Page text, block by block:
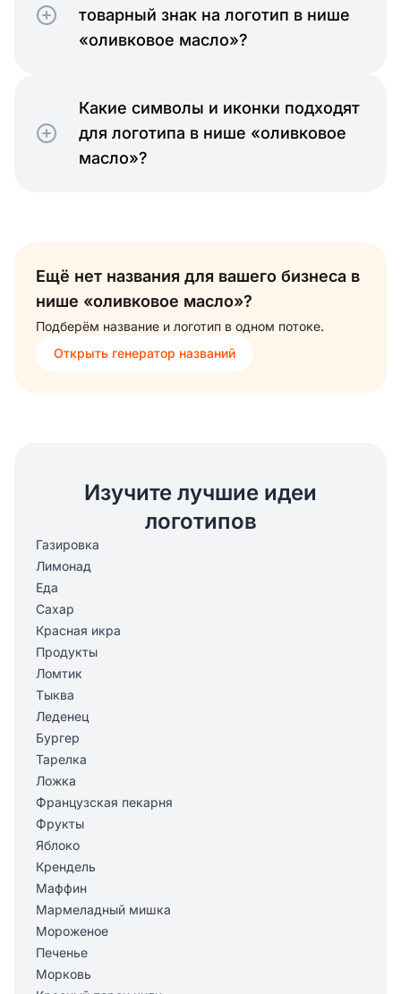
товарный знак на логотип в нише
«оливковое масло»?
Какие символы и иконки подходят
для логотипа в нише «оливковое
масло»?
Ещё нет названия для вашего бизнеса в
нише «оливковое масло»?
Подберём название и логотип в одном потоке.
Открыть генератор названий
Изучите лучшие идеи
логотипов
Газировка
Лимонад
Еда
Сахар
Красная икра
Продукты
Ломтик
Тыква
Леденец
Бургер
Тарелка
Ложка
Французская пекарня
Фрукты
Яблоко
Крендель
Маффин
Мармеладный мишка
Мороженое
Печенье
Морковь